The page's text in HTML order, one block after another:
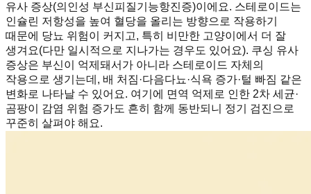
유사 증상(의인성 부신피질기능항진증)이에요. 스테로이드는
인슐린 저항성을 높여 혈당을 올리는 방향으로 작용하기
때문에 당뇨 위험이 커지고, 특히 비만한 고양이에서 더 잘
생겨요(다만 일시적으로 지나가는 경우도 있어요). 쿠싱 유사
증상은 부신이 억제돼서가 아니라 스테로이드 자체의
작용으로 생기는데, 배 처짐·다음다뇨·식욕 증가·털 빠짐 같은
변화로 나타날 수 있어요. 여기에 면역 억제로 인한 2차 세균·
곰팡이 감염 위험 증가도 흔히 함께 동반되니 정기 검진으로
꾸준히 살펴야 해요.